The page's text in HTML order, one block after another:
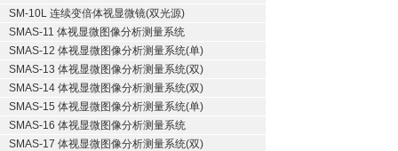
SM-10L 连续变倍体视显微镜(双光源)
SMAS-11 体视显微图像分析测量系统
SMAS-12 体视显微图像分析测量系统(单)
SMAS-13 体视显微图像分析测量系统(双)
SMAS-14 体视显微图像分析测量系统(双)
SMAS-15 体视显微图像分析测量系统(单)
SMAS-16 体视显微图像分析测量系统
SMAS-17 体视显微图像分析测量系统(双)